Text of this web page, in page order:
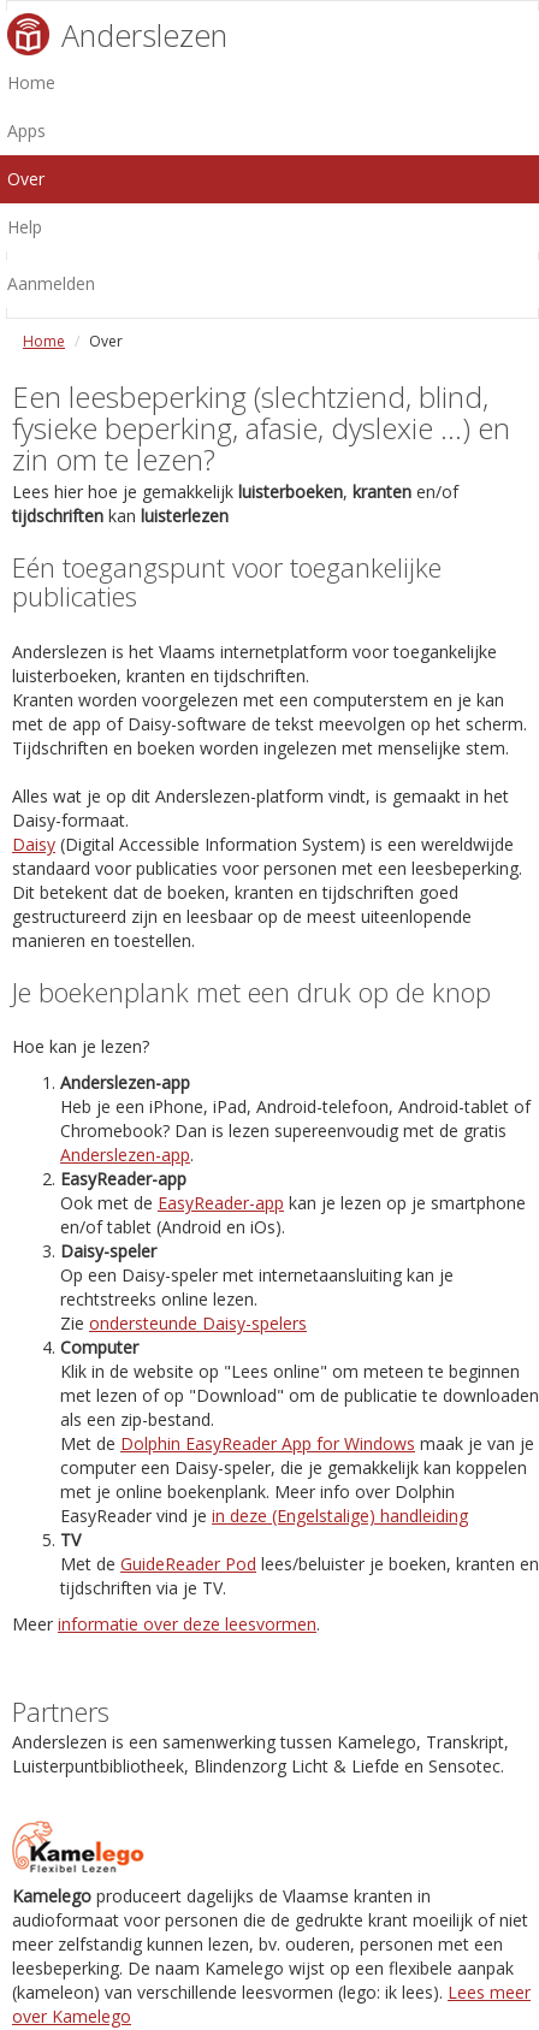
Anderslezen
Home
Apps
Over
Help
Aanmelden
Home Over
Een leesbeperking (slechtziend, blind,
fysieke beperking, afasie, dyslexie ...) en
zin om te lezen?
Lees hier hoe je gemakkelijk luisterboeken, kranten en/of
tijdschriften kan luisterlezen
Eén toegangspunt voor toegankelijke
publicaties
Anderslezen is het Vlaams internetplatform voor toegankelijke
luisterboeken, kranten en tijdschriften.
Kranten worden voorgelezen met een computerstem en je kan
met de app of Daisy-software de tekst meevolgen op het scherm.
Tijdschriften en boeken worden ingelezen met menselijke stem.
Alles wat je op dit Anderslezen-platform vindt, is gemaakt in het
Daisy-formaat.
Daisy (Digital Accessible Information System) is een wereldwijde
standaard voor publicaties voor personen met een leesbeperking.
Dit betekent dat de boeken, kranten en tijdschriften goed
gestructureerd zijn en leesbaar op de meest uiteenlopende
manieren en toestellen.
Je boekenplank met een druk op de knop
Hoe kan je lezen?
Anderslezen-app
Heb je een iPhone, iPad, Android-telefoon, Android-tablet of
Chromebook? Dan is lezen supereenvoudig met de gratis
Anderslezen-app.
EasyReader-app
Ook met de EasyReader-app kan je lezen op je smartphone
en/of tablet (Android en iOs).
Daisy-speler
Op een Daisy-speler met internetaansluiting kan je
rechtstreeks online lezen.
Zie ondersteunde Daisy-spelers
Computer
Klik in de website op "Lees online" om meteen te beginnen
met lezen of op "Download" om de publicatie te downloaden
als een zip-bestand.
Met de Dolphin EasyReader App for Windows maak je van je
computer een Daisy-speler, die je gemakkelijk kan koppelen
met je online boekenplank. Meer info over Dolphin
EasyReader vind je in deze (Engelstalige) handleiding
TV
Met de GuideReader Pod lees/beluister je boeken, kranten en
tijdschriften via je TV.
Meer informatie over deze leesvormen.
Partners
Anderslezen is een samenwerking tussen Kamelego, Transkript,
Luisterpuntbibliotheek, Blindenzorg Licht & Liefde en Sensotec.
Kamelego produceert dagelijks de Vlaamse kranten in
audioformaat voor personen die de gedrukte krant moeilijk of niet
meer zelfstandig kunnen lezen, bv. ouderen, personen met een
leesbeperking. De naam Kamelego wijst op een flexibele aanpak
(kameleon) van verschillende leesvormen (lego: ik lees). Lees meer
over Kamelego